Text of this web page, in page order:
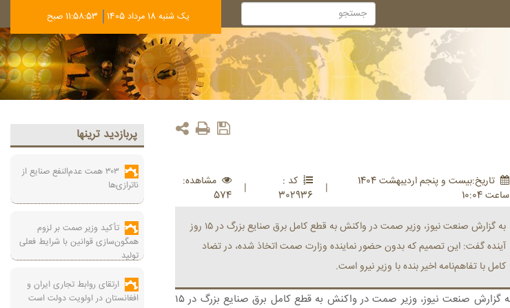
يک شنبه 18 مرداد 1405 11:58:54 صبح
تاريخ:بيست و پنجم ارديبهشت 1404
ساعت 10:04
|
کد :
302936
|
مشاهده:
574
به گزارش صنعت نیوز، وزیر صمت در واکنش به قطع کامل برق صنایع بزرگ در ۱۵ روز
آینده گفت: این تصمیم که بدون حضور نماینده وزارت صمت اتخاذ شده، در تضاد
کامل با تفاهم‌نامه اخیر بنده با وزیر نیرو است.
به گزارش صنعت نیوز، وزیر صمت در واکنش به قطع کامل برق صنایع بزرگ در ۱۵
پربازديد ترينها
۳۰۳ همت عدم‌النفع صنایع از
ناترازی‌ها
تأکید وزیر صمت بر لزوم
همگون‌سازی قوانین با شرایط فعلی
تولید
ارتقای روابط تجاری ایران و
افغانستان در اولویت دولت است